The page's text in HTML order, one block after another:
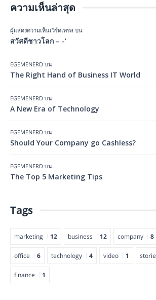
ความเห็นล่าสุด
ผู้แสดงความเห็นเวิร์ดเพรส บน
สวัสดีชาวโลก – -‘
EGEMENERD บน
The Right Hand of Business IT World
EGEMENERD บน
A New Era of Technology
EGEMENERD บน
Should Your Company go Cashless?
EGEMENERD บน
The Top 5 Marketing Tips
Tags
marketing 12 business 12 company 8
office 6 technology 4 video 1
finance 1